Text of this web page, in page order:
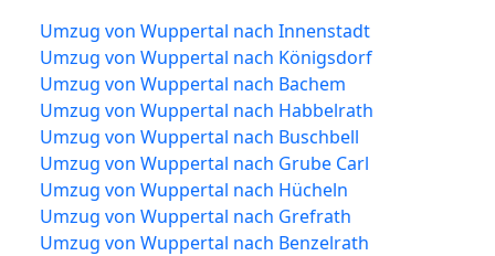
Umzug von Wuppertal nach Innenstadt
Umzug von Wuppertal nach Königsdorf
Umzug von Wuppertal nach Bachem
Umzug von Wuppertal nach Habbelrath
Umzug von Wuppertal nach Buschbell
Umzug von Wuppertal nach Grube Carl
Umzug von Wuppertal nach Hücheln
Umzug von Wuppertal nach Grefrath
Umzug von Wuppertal nach Benzelrath